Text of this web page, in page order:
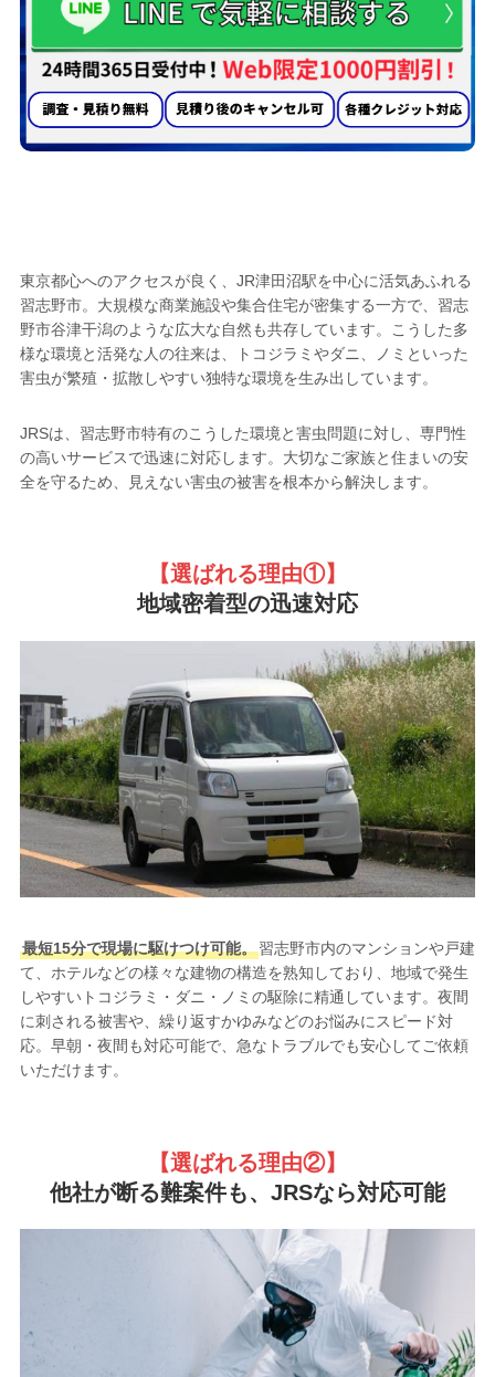
東京都心へのアクセスが良く、JR津田沼駅を中心に活気あふれる
習志野市。大規模な商業施設や集合住宅が密集する一方で、習志
野市谷津干潟のような広大な自然も共存しています。こうした多
様な環境と活発な人の往来は、トコジラミやダニ、ノミといった
害虫が繁殖・拡散しやすい独特な環境を生み出しています。
JRSは、習志野市特有のこうした環境と害虫問題に対し、専門性
の高いサービスで迅速に対応します。大切なご家族と住まいの安
全を守るため、見えない害虫の被害を根本から解決します。
【選ばれる理由①】
地域密着型の迅速対応
最短15分で現場に駆けつけ可能。習志野市内のマンションや戸建
て、ホテルなどの様々な建物の構造を熟知しており、地域で発生
しやすいトコジラミ・ダニ・ノミの駆除に精通しています。夜間
に刺される被害や、繰り返すかゆみなどのお悩みにスピード対
応。早朝・夜間も対応可能で、急なトラブルでも安心してご依頼
いただけます。
【選ばれる理由②】
他社が断る難案件も、JRSなら対応可能